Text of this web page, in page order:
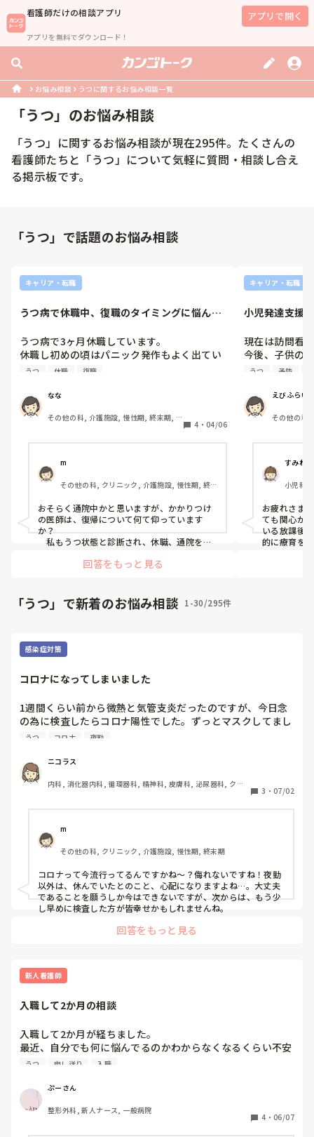
看護師だけの相談アプリ
アプリを無料でダウンロード！
アプリで開く
お悩み相談 うつに関するお悩み相談一覧
「うつ」のお悩み相談
「うつ 」に関するお悩み相談が現在295件。たくさんの
看護師たちと「うつ 」について気軽に質問・相談し合え
る掲示板です。
「うつ」で話題のお悩み相談
キャリア・転職
うつ病で休職中、復職のタイミングに悩んで
うつ病で3ヶ月休職しています。
休職し初めの頃はパニック発作もよく出てい
ました。
食べて寝るという感じの生活をしていまし
た。しかし眠れないことが多かったです。
休職2ヶ月目になると逆で、眠気が強くて寝て
ばかり。お腹が減ったら何か食べる。夕方ご
ろになり、ようやく思考が回ってきたと思っ
たら希死念慮と戦っていました。
今は休職3ヶ月目です。まだまだ寝てる時間が
多いですが、ぼーっとしながらも外出したり
もできるようになってきました。
ただ、外出した後はぐったりしてしまうので
私の職場は3ヶ月休職して復帰できなければ
退職になります。
が収入が多いです…
母(他府県にいます)からは、仕事をしていな
い罪悪感や、人との関わりが減ることで、不
安や焦燥感が強くなることを心配され、パー
トなら復帰できるんじゃない？と言われてい
ます。
帰は諦めて退職し、体調・体力・気力ともに
もう少し回復してから(せめてあと2ヶ月程様
ろを探せたらいいなと思っています。
きたら今の職場にパートで再就職させてもら
えないか伺ってみようとも思っています。
稚拙な上に長文で申し訳ありませんが、ご意
見やアドバイスいただけると嬉しいです。
うつ 休職 復職
なな
その他の科, 介護施設, 慢性期, 終末期,
4 ・ 04/06
m
その他の科, クリニック, 介護施設, 慢性期, 終
おそらく通院中かと思いますが、かかりつけ
の医師は、復帰について何て仰っています
か？
私もうつ状態と診断され、休職、通院を経
私は早く復帰しないと社会に戻れなくな
無理をしたら繰り返してしまうから、まだ休
まないとダメだとすぐに許可いただけません
さるなら、慣れたところの方が負担も少な
く、良いと思います。
など確認されるとよいかと思います。
精神疾患があると、なかなか採用が難しく
良いですね。
回答をもっと見る
キャリア・転職
小児発達支援
現在は訪問看
今後、子供の
大人になった
えています。
看護師が活か
かた教えて欲
うつ 予防
えびふらい
その他の科,
すみれ
小児科,
お疲れさま
ても関心が
いる放課後
的に療育を
「うつ」で新着のお悩み相談 1-30/295件
感染症対策
コロナになってしまいました
1週間くらい前から微熱と気管支炎だったのですが、今日念
の為に検査したらコロナ陽性でした。ずっとマスクしてまし
たが患者さんや同僚にうつしてないか心配です。熱発してた
勤以外ずっと休んではいたのですが、不安で胸が張り裂けそ
うです。
うつ コロナ 夜勤
ニコラス
内科, 消化器内科, 循環器科, 精神科, 皮膚科, 泌尿器科, クリ
3 ・ 07/02
m
その他の科, クリニック, 介護施設, 慢性期, 終末期
コロナって今流行ってるんですかね〜？侮れないですね！夜勤
以外は、休んでいたとのこと、心配になりますよね…。大丈夫
であることを願うしか今はできないですが、次からは、もう少
し早めに検査した方が皆幸せかもしれませんね。
回答をもっと見る
新人看護師
入職して2か月の相談
入職して2か月が経ちました。
最近、自分でも何に悩んでるのかわからなくなるくらい不安
が多いです。新人だからわからないことが多いんですけど、
す。
① 新人看護師としての不安
* 業務量が増えてついていけるか不安
うつ 申し送り 入職
ぷーさん
整形外科, 新人ナース, 一般病院
4 ・ 06/07